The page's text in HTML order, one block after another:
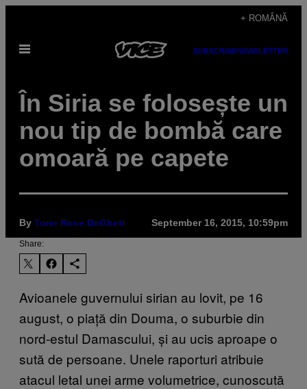
content
+ ROMÂNĂ
Open
SUBSCRIBENEWSLETTER
​În Siria se folosește un
nou tip de bombă care
omoară pe capete
By Torie Rose DeGhett September 16, 2015, 10:59pm
Share:
Avioanele guvernului sirian au lovit, pe 16
august, o piață din Douma, o suburbie din
nord-estul Damascului, și au ucis aproape o
sută de persoane. Unele raporturi atribuie
atacul letal unei arme volumetrice, cunoscută